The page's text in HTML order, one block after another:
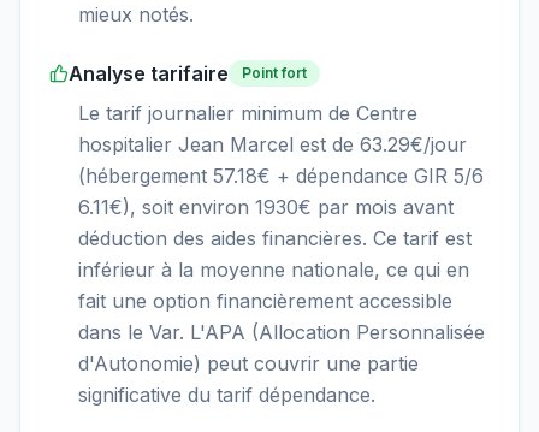
mieux notés.
Analyse tarifaire Point fort
Le tarif journalier minimum de Centre
hospitalier Jean Marcel est de 63.29€/jour
(hébergement 57.18€ + dépendance GIR 5/6
6.11€), soit environ 1930€ par mois avant
déduction des aides financières. Ce tarif est
inférieur à la moyenne nationale, ce qui en
fait une option financièrement accessible
dans le Var. L'APA (Allocation Personnalisée
d'Autonomie) peut couvrir une partie
significative du tarif dépendance.